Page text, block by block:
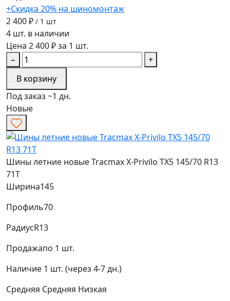
+Скидка 20% на шиномонтаж
2 400 ₽ / 1 шт
4 шт. в наличии
Цена 2 400 ₽ за 1 шт.
−
+
В корзину
Под заказ ~1 дн.
Новые
Шины летние новые Tracmax X-Privilo TX5 145/70 R13
71T
Ширина145
Профиль70
РадиусR13
Продажапо 1 шт.
Наличие 1 шт. (через 4-7 дн.)
Средняя Средняя Низкая